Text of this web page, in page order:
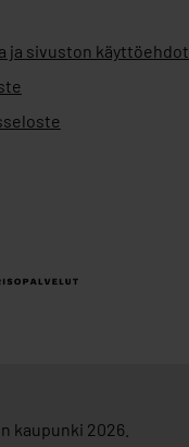
ja sivuston käyttöehdot
kaupunki 2026.